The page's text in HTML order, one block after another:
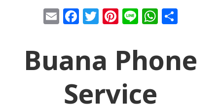
EmailFacebook
Twitter
Pinterest
Line
Buana Phone
Service